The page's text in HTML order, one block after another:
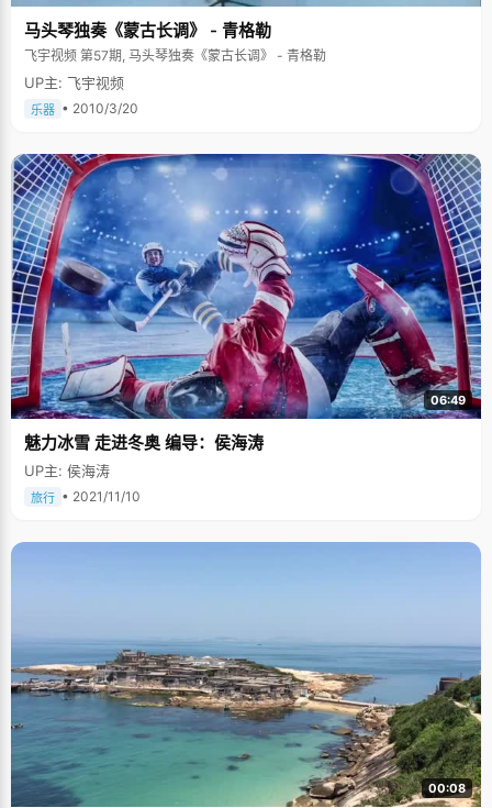
马头琴独奏《蒙古长调》 - 青格勒
飞宇视频 第57期, 马头琴独奏《蒙古长调》 - 青格勒
UP主: 飞宇视频
乐器 • 2010/3/20
06:49
魅力冰雪 走进冬奥 编导：侯海涛
UP主: 侯海涛
旅行 • 2021/11/10
00:08